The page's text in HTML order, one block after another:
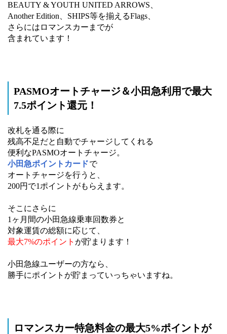
BEAUTY & YOUTH UNITED ARROWS、
Another Edition、SHIPS等を揃えるFlags、
さらにはロマンスカーまでが
含まれています！
PASMOオートチャージ＆小田急利用で最大
7.5ポイント還元！
改札を通る際に
残高不足だと自動でチャージしてくれる
便利なPASMOオートチャージ。
小田急ポイントカードで
オートチャージを行うと、
200円で1ポイントがもらえます。
そこにさらに
1ヶ月間の小田急線乗車回数券と
対象運賃の総額に応じて、
最大7%のポイント が貯まります！
小田急線ユーザーの方なら、
勝手にポイントが貯まっていっちゃいますね。
ロマンスカー特急料金の最大5%ポイントが